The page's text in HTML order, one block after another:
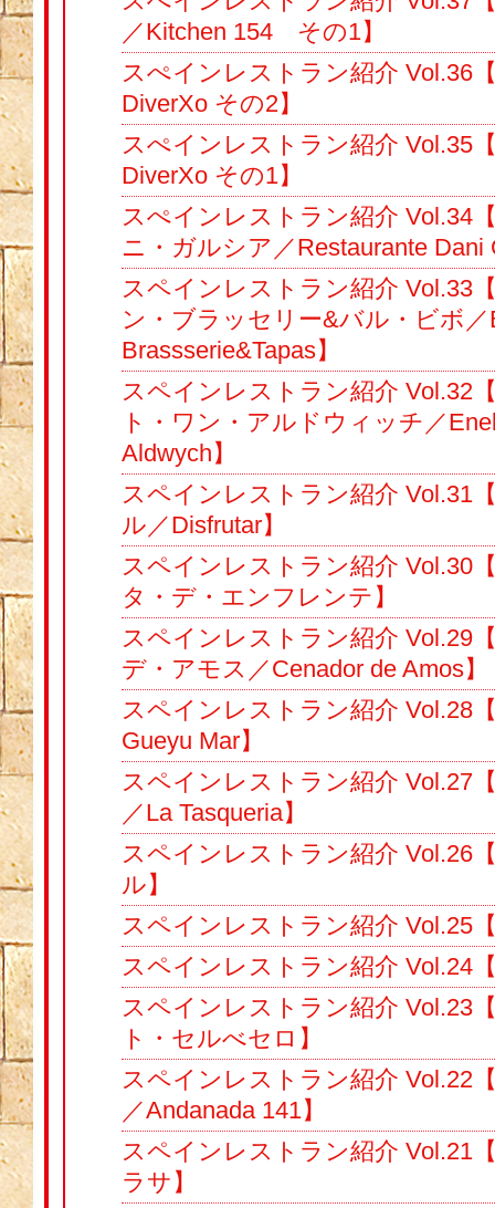
／Kitchen 154 その1】
スぺインレストラン紹介 Vol.36
DiverXo その2】
スぺインレストラン紹介 Vol.35
DiverXo その1】
スぺインレストラン紹介 Vol.34
ニ・ガルシア／Restaurante Dani
スペインレストラン紹介 Vol.33
ン・ブラッセリー&バル・ビボ／
Brassserie&Tapas】
スペインレストラン紹介 Vol.32
ト・ワン・アルドウィッチ／
Aldwych】
スペインレストラン紹介 Vol.31
ル／Disfrutar】
スペインレストラン紹介 Vol.30
タ・デ・エンフレンテ】
スペインレストラン紹介 Vol.29
デ・アモス／Cenador de Amos】
スペインレストラン紹介 Vol.28
Gueyu Mar】
スペインレストラン紹介 Vol.27
／La Tasqueria】
スペインレストラン紹介 Vol.26
ル】
スペインレストラン紹介 Vol.25
スペインレストラン紹介 Vol.24
スペインレストラン紹介 Vol.23
ト・セルべセロ】
スペインレストラン紹介 Vol.22
／Andanada 141】
スペインレストラン紹介 Vol.21
ラサ】